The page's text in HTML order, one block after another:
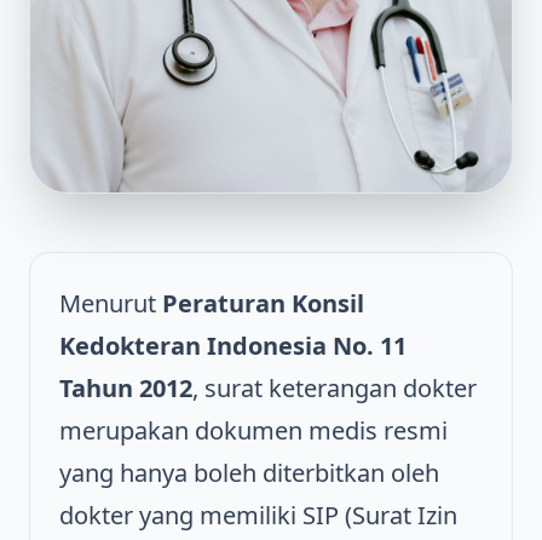
Menurut Peraturan Konsil
Kedokteran Indonesia No. 11
Tahun 2012, surat keterangan dokter
merupakan dokumen medis resmi
yang hanya boleh diterbitkan oleh
dokter yang memiliki SIP (Surat Izin